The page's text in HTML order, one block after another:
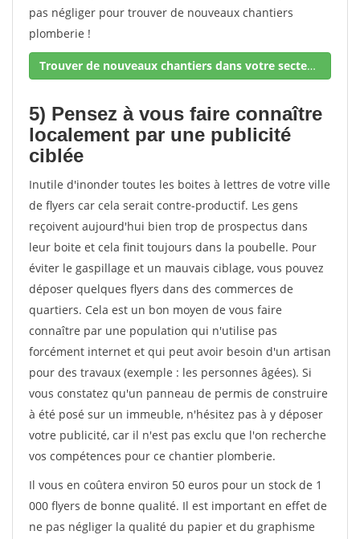
pas négliger pour trouver de nouveaux chantiers
plomberie !
Trouver de nouveaux chantiers dans votre secteur !
5) Pensez à vous faire connaître
localement par une publicité
ciblée
Inutile d'inonder toutes les boites à lettres de votre ville
de flyers car cela serait contre-productif. Les gens
reçoivent aujourd'hui bien trop de prospectus dans
leur boite et cela finit toujours dans la poubelle. Pour
éviter le gaspillage et un mauvais ciblage, vous pouvez
déposer quelques flyers dans des commerces de
quartiers. Cela est un bon moyen de vous faire
connaître par une population qui n'utilise pas
forcément internet et qui peut avoir besoin d'un artisan
pour des travaux (exemple : les personnes âgées). Si
vous constatez qu'un panneau de permis de construire
à été posé sur un immeuble, n'hésitez pas à y déposer
votre publicité, car il n'est pas exclu que l'on recherche
vos compétences pour ce chantier plomberie.
Il vous en coûtera environ 50 euros pour un stock de 1
000 flyers de bonne qualité. Il est important en effet de
ne pas négliger la qualité du papier et du graphisme